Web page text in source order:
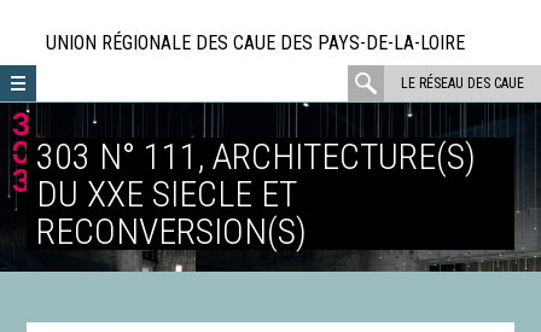
directement
au
contenu
UNION RÉGIONALE DES CAUE DES PAYS-DE-LA-LOIRE
LE RÉSEAU DES CAUE
rechercher
:
303 N° 111, ARCHITECTURE(S)
DU XXE SIECLE ET
RECONVERSION(S)